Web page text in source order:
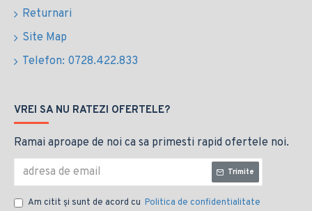
Returnari
Site Map
Telefon: 0728.422.833
VREI SA NU RATEZI OFERTELE?
Ramai aproape de noi ca sa primesti rapid ofertele noi.
Trimite
Am citit şi sunt de acord cu Politica de confidentialitate